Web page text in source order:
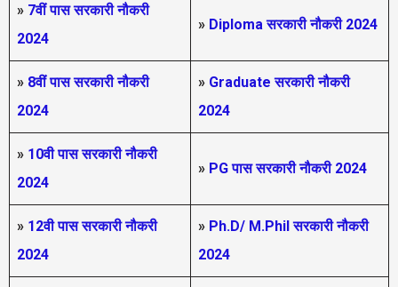
» 7वीं पास सरकारी नौकरी
2024
» Diploma सरकारी नौकरी 2024
» 8वीं पास सरकारी नौकरी
2024
» Graduate सरकारी नौकरी
2024
» 10वी पास सरकारी नौकरी
2024
» PG पास सरकारी नौकरी 2024
» 12वी पास सरकारी नौकरी
2024
» Ph.D/ M.Phil सरकारी नौकरी
2024